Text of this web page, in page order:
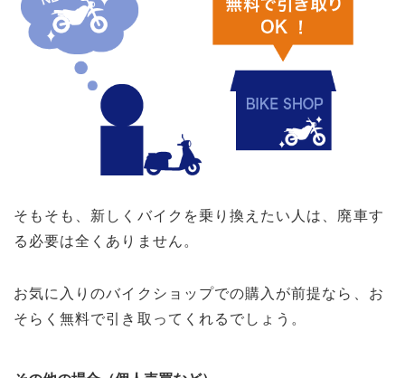
そもそも、新しくバイクを乗り換えたい人は、廃車す
る必要は全くありません。
お気に入りのバイクショップでの購入が前提なら、お
そらく無料で引き取ってくれるでしょう。